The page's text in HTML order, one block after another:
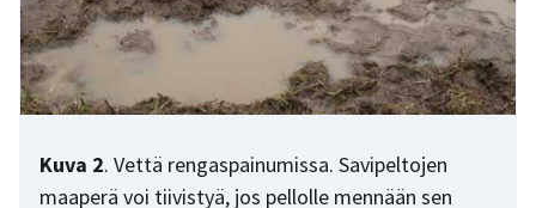
Kuva 2. Vettä rengaspainumissa. Savipeltojen
maaperä voi tiivistyä, jos pellolle mennään sen